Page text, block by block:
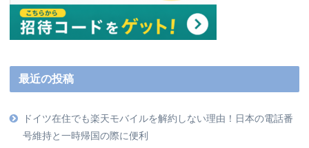
最近の投稿
ドイツ在住でも楽天モバイルを解約しない理由！日本の電話番
号維持と一時帰国の際に便利